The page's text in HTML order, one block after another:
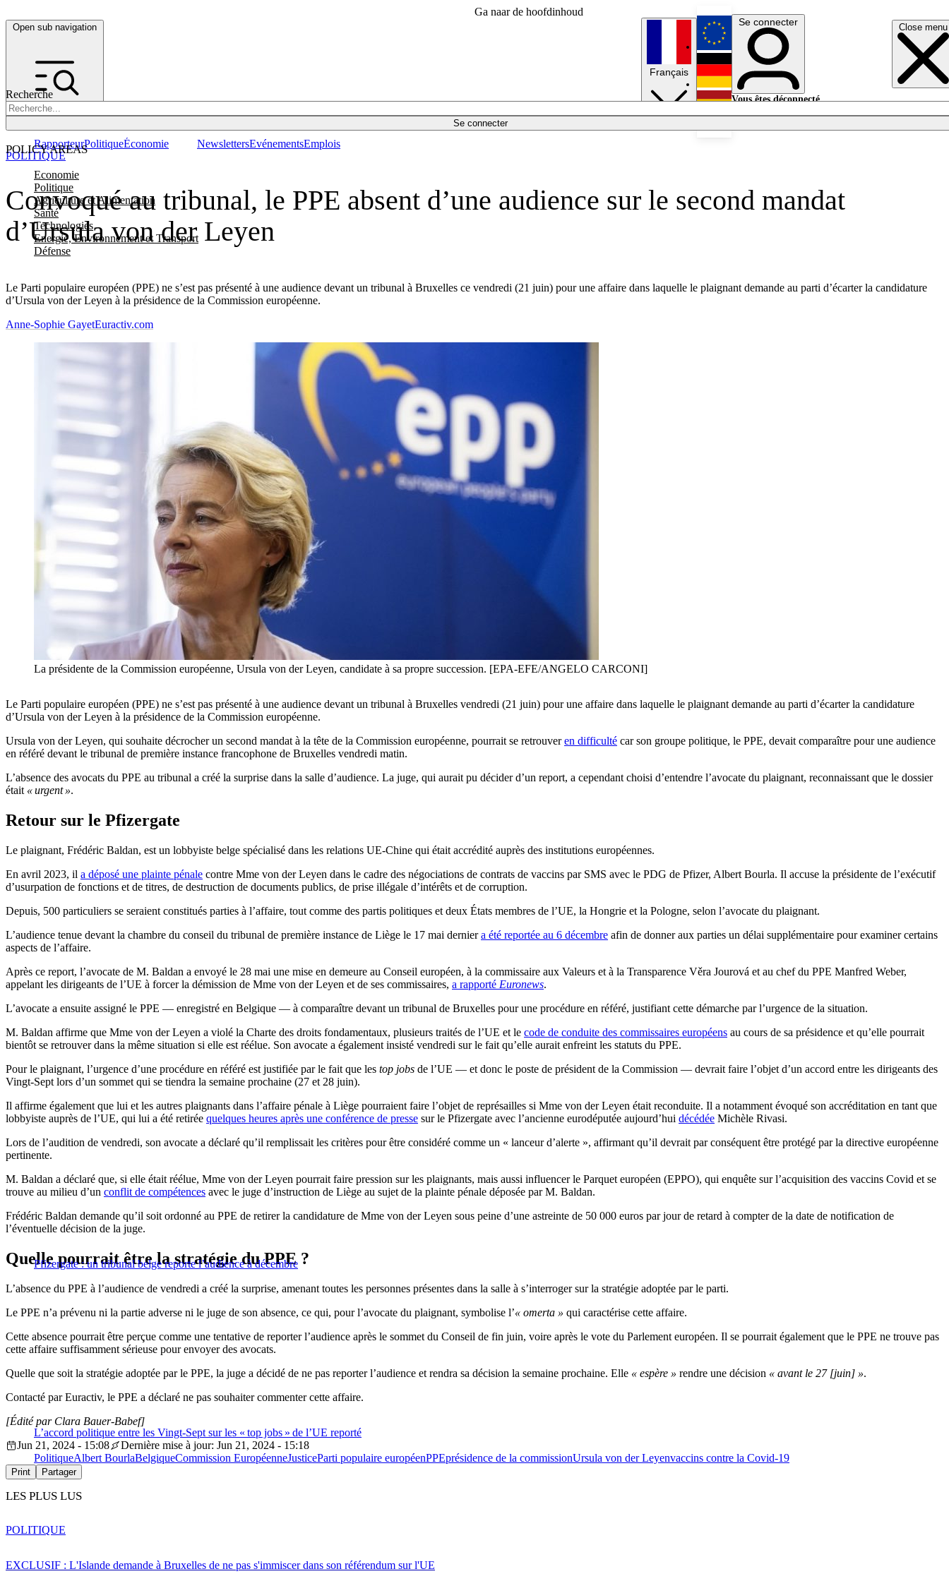
Ga naar de hoofdinhoud
Open sub navigation Close menu
Recherche
Se connecter
POLICY AREAS
Economie
Politique
Agriculture et Alimentation
Santé
Technologies
Energie, Environnement et Transport
Défense
RapporteurPolitiqueÉconomie NewslettersEvénementsEmplois
Français
English
Deutsch
Se connecter
Vous êtes déconnecté.
Convoqué au tribunal, le PPE absent d’une audience sur le second mandat
d’Ursula von der Leyen
Le Parti populaire européen (PPE) ne s’est pas présenté à une audience devant un tribunal à Bruxelles ce vendredi (21 juin) pour une affaire dans laquelle le plaignant demande au parti d’écarter la candidature
d’Ursula von der Leyen à la présidence de la Commission européenne.
POLITIQUE
Anne-Sophie GayetEuractiv.com
La présidente de la Commission européenne, Ursula von der Leyen, candidate à sa propre succession. [EPA-EFE/ANGELO CARCONI]
Le Parti populaire européen (PPE) ne s’est pas présenté à une audience devant un tribunal à Bruxelles vendredi (21 juin) pour une affaire dans laquelle le plaignant demande au parti d’écarter la candidature
d’Ursula von der Leyen à la présidence de la Commission européenne.
Ursula von der Leyen, qui souhaite décrocher un second mandat à la tête de la Commission européenne, pourrait se retrouveren difficulté car son groupe politique, le PPE, devait comparaître pour une audience
en référé devant le tribunal de première instance francophone de Bruxelles vendredi matin.
L’absence des avocats du PPE au tribunal a créé la surprise dans la salle d’audience. La juge, qui aurait pu décider d’un report, a cependant choisi d’entendre l’avocate du plaignant, reconnaissant que le dossier
était « urgent ».
Retour sur le Pfizergate
Le plaignant, Frédéric Baldan, est un lobbyiste belge spécialisé dans les relations UE-Chine qui était accrédité auprès des institutions européennes.
En avril 2023, il a déposé une plainte pénale contre Mme von der Leyen dans le cadre des négociations de contrats de vaccins par SMS avec le PDG de Pfizer, Albert Bourla. Il accuse la présidente de l’exécutif
d’usurpation de fonctions et de titres, de destruction de documents publics, de prise illégale d’intérêts et de corruption.
Depuis, 500 particuliers se seraient constitués parties à l’affaire, tout comme des partis politiques et deux États membres de l’UE, la Hongrie et la Pologne, selon l’avocate du plaignant.
L’audience tenue devant la chambre du conseil du tribunal de première instance de Liège le 17 mai derniera été reportée au 6 décembre afin de donner aux parties un délai supplémentaire pour examiner certains
aspects de l’affaire.
Après ce report, l’avocate de M. Baldan a envoyé le 28 mai une mise en demeure au Conseil européen, à la commissaire aux Valeurs et à la Transparence Věra Jourová et au chef du PPE Manfred Weber,
appelant les dirigeants de l’UE à forcer la démission de Mme von der Leyen et de ses commissaires, a rapporté Euronews.
L’avocate a ensuite assigné le PPE — enregistré en Belgique — à comparaître devant un tribunal de Bruxelles pour une procédure en référé, justifiant cette démarche par l’urgence de la situation.
M. Baldan affirme que Mme von der Leyen a violé la Charte des droits fondamentaux, plusieurs traités de l’UE et le code de conduite des commissaires européens au cours de sa présidence et qu’elle pourrait
bientôt se retrouver dans la même situation si elle est réélue. Son avocate a également insisté vendredi sur le fait qu’elle aurait enfreint les statuts du PPE.
Pour le plaignant, l’urgence d’une procédure en référé est justifiée par le fait que les top jobs de l’UE — et donc le poste de président de la Commission — devrait faire l’objet d’un accord entre les dirigeants des
Vingt-Sept lors d’un sommet qui se tiendra la semaine prochaine (27 et 28 juin).
Il affirme également que lui et les autres plaignants dans l’affaire pénale à Liège pourraient faire l’objet de représailles si Mme von der Leyen était reconduite. Il a notamment évoqué son accréditation en tant que
lobbyiste auprès de l’UE, qui lui a été retirée quelques heures après une conférence de presse sur le Pfizergate avec l’ancienne eurodéputée aujourd’hui décédée Michèle Rivasi.
Lors de l’audition de vendredi, son avocate a déclaré qu’il remplissait les critères pour être considéré comme un « lanceur d’alerte », affirmant qu’il devrait par conséquent être protégé par la directive européenne
pertinente.
M. Baldan a déclaré que, si elle était réélue, Mme von der Leyen pourrait faire pression sur les plaignants, mais aussi influencer le Parquet européen (EPPO), qui enquête sur l’acquisition des vaccins Covid et se
trouve au milieu d’un conflit de compétences avec le juge d’instruction de Liège au sujet de la plainte pénale déposée par M. Baldan.
Frédéric Baldan demande qu’il soit ordonné au PPE de retirer la candidature de Mme von der Leyen sous peine d’une astreinte de 50 000 euros par jour de retard à compter de la date de notification de
l’éventuelle décision de la juge.
Pfizergate : un tribunal belge reporte l’audience à décembre
Quelle pourrait être la stratégie du PPE ?
L’absence du PPE à l’audience de vendredi a créé la surprise, amenant toutes les personnes présentes dans la salle à s’interroger sur la stratégie adoptée par le parti.
Le PPE n’a prévenu ni la partie adverse ni le juge de son absence, ce qui, pour l’avocate du plaignant, symbolise l’« omerta » qui caractérise cette affaire.
Cette absence pourrait être perçue comme une tentative de reporter l’audience après le sommet du Conseil de fin juin, voire après le vote du Parlement européen. Il se pourrait également que le PPE ne trouve pas
cette affaire suffisamment sérieuse pour envoyer des avocats.
Quelle que soit la stratégie adoptée par le PPE, la juge a décidé de ne pas reporter l’audience et rendra sa décision la semaine prochaine. Elle « espère » rendre une décision « avant le 27 [juin] ».
Contacté par Euractiv, le PPE a déclaré ne pas souhaiter commenter cette affaire.
L’accord politique entre les Vingt-Sept sur les « top jobs » de l’UE reporté
[Édité par Clara Bauer-Babef]
Jun 21, 2024 - 15:08
Dernière mise à jour: Jun 21, 2024 - 15:18
PolitiqueAlbert BourlaBelgiqueCommission EuropéenneJusticeParti populaire européenPPEprésidence de la commissionUrsula von der Leyenvaccins contre la Covid-19
Print Partager
LES PLUS LUS
EXCLUSIF : L'Islande demande à Bruxelles de ne pas s'immiscer dans son référendum sur l'UE
POLITIQUE